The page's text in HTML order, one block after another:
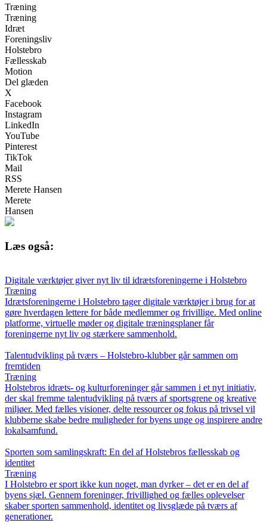
Træning
Træning
Idræt
Foreningsliv
Holstebro
Fællesskab
Motion
Del glæden
X
Facebook
Instagram
LinkedIn
YouTube
Pinterest
TikTok
Mail
RSS
Merete Hansen
Merete
Hansen
Læs også:
Digitale værktøjer giver nyt liv til idrætsforeningerne i Holstebro
Træning
Idrætsforeningerne i Holstebro tager digitale værktøjer i brug for at
gøre hverdagen lettere for både medlemmer og frivillige. Med online
platforme, virtuelle møder og digitale træningsplaner får
foreningerne nyt liv og stærkere sammenhold.
Talentudvikling på tværs – Holstebro-klubber går sammen om
fremtiden
Træning
Holstebros idræts- og kulturforeninger går sammen i et nyt initiativ,
der skal fremme talentudvikling på tværs af sportsgrene og kreative
miljøer. Med fælles visioner, delte ressourcer og fokus på trivsel vil
klubberne skabe bedre muligheder for byens unge og inspirere andre
lokalsamfund.
Sporten som samlingskraft: En del af Holstebros fællesskab og
identitet
Træning
I Holstebro er sport ikke kun noget, man dyrker – det er en del af
byens sjæl. Gennem foreninger, frivillighed og fælles oplevelser
skaber sporten sammenhold, identitet og livsglæde på tværs af
generationer.